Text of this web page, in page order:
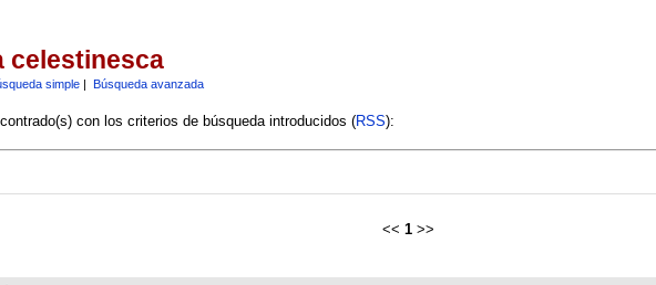
celestinesca
simple| Búsqueda avanzada
con los criterios de búsqueda introducidos (RSS):
<< 1 >>